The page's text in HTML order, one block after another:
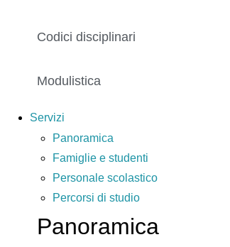
Codici disciplinari
Modulistica
Servizi
Panoramica
Famiglie e studenti
Personale scolastico
Percorsi di studio
Panoramica